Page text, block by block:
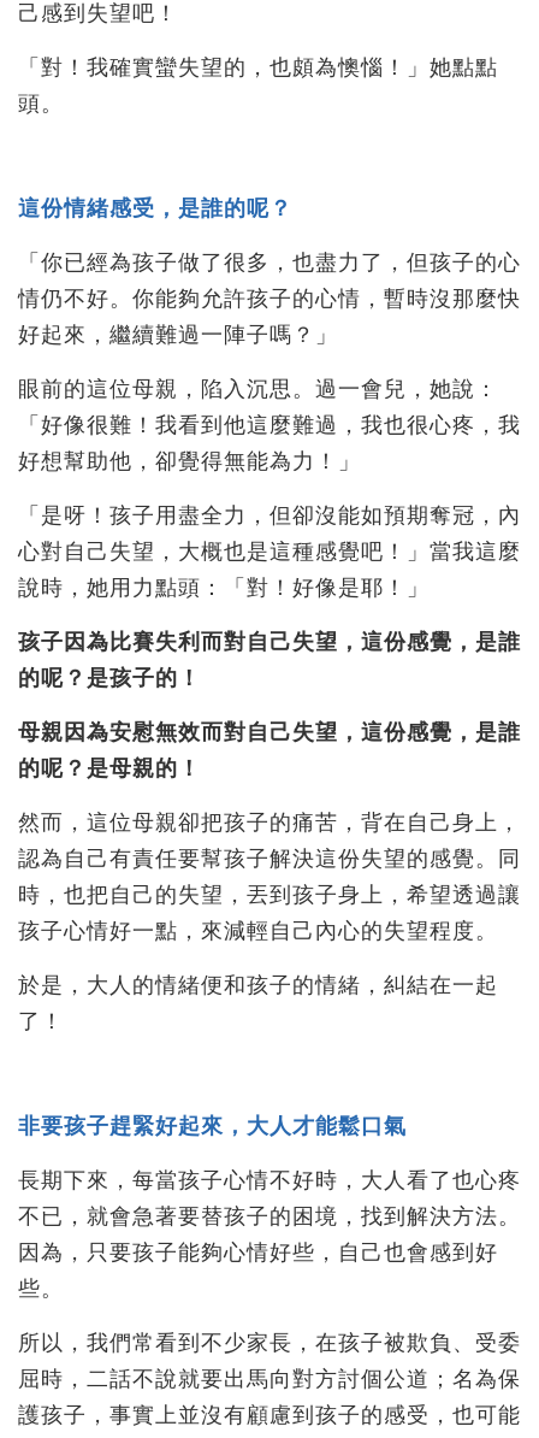
己感到失望吧！
「對！我確實蠻失望的，也頗為懊惱！」她點點
頭。
這份情緒感受，是誰的呢？
「你已經為孩子做了很多，也盡力了，但孩子的心
情仍不好。你能夠允許孩子的心情，暫時沒那麼快
好起來，繼續難過一陣子嗎？」
眼前的這位母親，陷入沉思。過一會兒，她說：
「好像很難！我看到他這麼難過，我也很心疼，我
好想幫助他，卻覺得無能為力！」
「是呀！孩子用盡全力，但卻沒能如預期奪冠，內
心對自己失望，大概也是這種感覺吧！」當我這麼
說時，她用力點頭：「對！好像是耶！」
孩子因為比賽失利而對自己失望，這份感覺，是誰
的呢？是孩子的！
母親因為安慰無效而對自己失望，這份感覺，是誰
的呢？是母親的！
然而，這位母親卻把孩子的痛苦，背在自己身上，
認為自己有責任要幫孩子解決這份失望的感覺。同
時，也把自己的失望，丟到孩子身上，希望透過讓
孩子心情好一點，來減輕自己內心的失望程度。
於是，大人的情緒便和孩子的情緒，糾結在一起
了！
非要孩子趕緊好起來，大人才能鬆口氣
長期下來，每當孩子心情不好時，大人看了也心疼
不已，就會急著要替孩子的困境，找到解決方法。
因為，只要孩子能夠心情好些，自己也會感到好
些。
所以，我們常看到不少家長，在孩子被欺負、受委
屈時，二話不說就要出馬向對方討個公道；名為保
護孩子，事實上並沒有顧慮到孩子的感受，也可能